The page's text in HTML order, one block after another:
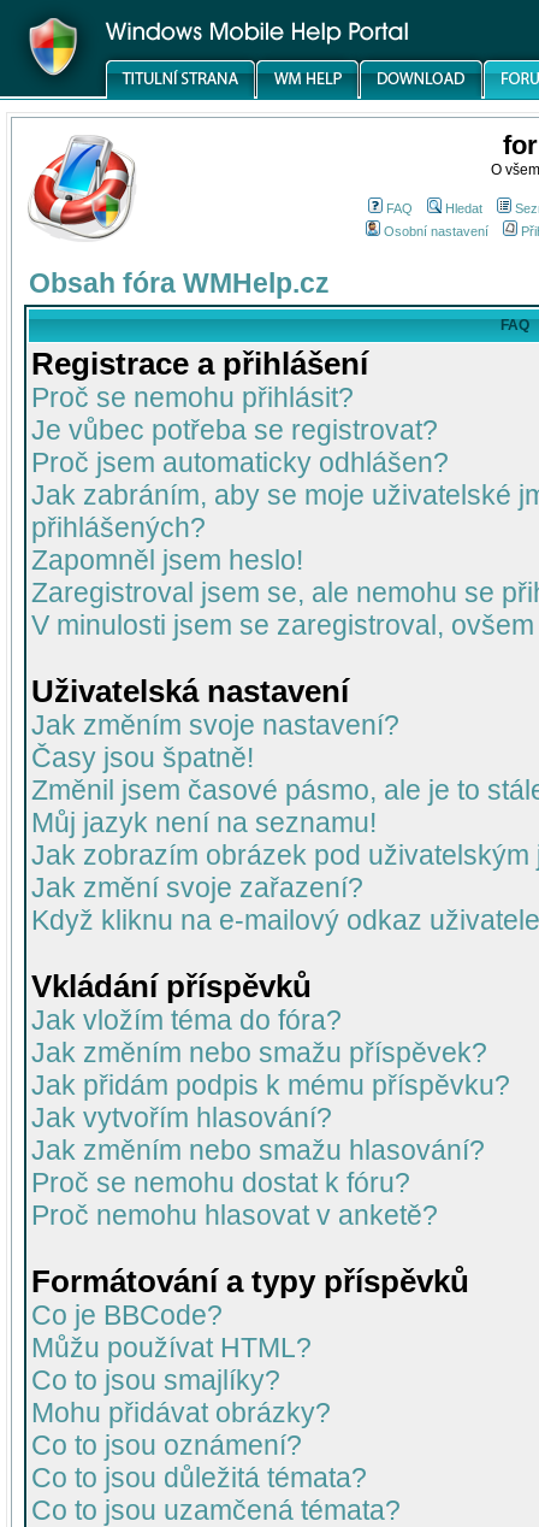
O
FAQ Hledat
Osobní nastavení
Obsah fóra WMHelp.cz
FAQ
Registrace a přihlášení
Proč se nemohu přihlásit?
Je vůbec potřeba se registrovat?
Proč jsem automaticky odhlášen?
Jak zabráním, aby se moje uživatelské
přihlášených?
Zapomněl jsem heslo!
Zaregistroval jsem se, ale nemohu se
V minulosti jsem se zaregistroval,
Uživatelská nastavení
Jak změním svoje nastavení?
Časy jsou špatně!
Změnil jsem časové pásmo, ale je to
Můj jazyk není na seznamu!
Jak zobrazím obrázek pod uživatelským
Jak změní svoje zařazení?
Když kliknu na e-mailový odkaz
Vkládání příspěvků
Jak vložím téma do fóra?
Jak změním nebo smažu příspěvek?
Jak přidám podpis k mému příspěvku?
Jak vytvořím hlasování?
Jak změním nebo smažu hlasování?
Proč se nemohu dostat k fóru?
Proč nemohu hlasovat v anketě?
Formátování a typy příspěvků
Co je BBCode?
Můžu používat HTML?
Co to jsou smajlíky?
Mohu přidávat obrázky?
Co to jsou oznámení?
Co to jsou důležitá témata?
Co to jsou uzamčená témata?